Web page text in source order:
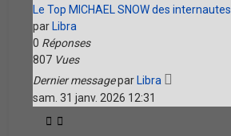
Le Top MICHAEL SNOW des internautes
par Libra
0 Réponses
807 Vues
Dernier messagepar Libra
sam. 31 janv. 2026 12:31